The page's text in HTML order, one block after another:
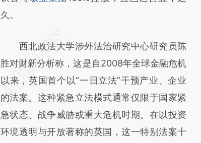
久。
西北政法大学涉外法治研究中心研究员陈
胜对财新分析称，这是自2008年全球金融危机
以来，英国首个以“一日立法”干预产业、企业
的法案。这种紧急立法模式通常仅限于国家紧
急状态、战争威胁或重大危机时期。在以投资
环境透明与开放著称的英国，这一特别法案十